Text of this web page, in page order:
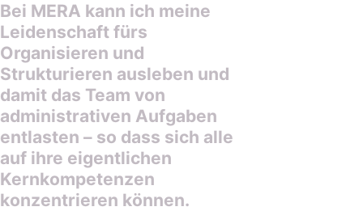
Bei MERA kann ich meine
Leidenschaft fürs
Organisieren und
Strukturieren ausleben und
damit das Team von
administrativen Aufgaben
entlasten – so dass sich alle
auf ihre eigentlichen
Kernkompetenzen
konzentrieren können.